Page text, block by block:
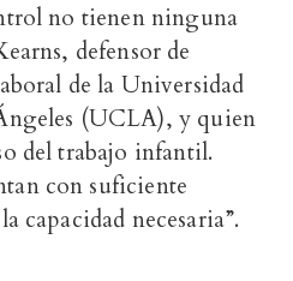
no tienen ninguna
defensor de
de la Universidad
(UCLA), y quien
del trabajo infantil.
con suficiente
capacidad necesaria”.